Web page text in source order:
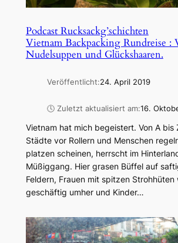
Podcast Rucksackg’schichten
Vietnam Backpacking Rundreise :
Nudelsuppen und Glückshaaren.
Veröffentlicht:24. April 2019
🕓 Zuletzt aktualisiert am:16.
Vietnam hat mich begeistert. Von A bis
Städte vor Rollern und Menschen
platzen scheinen, herrscht im
Müßiggang. Hier grasen Büffel auf
Feldern, Frauen mit spitzen Strohhüten
geschäftig umher und Kinder…